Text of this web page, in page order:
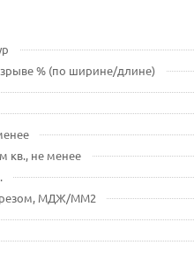
% (по ширине/длине)
кв., не менее
МДЖ/ММ2